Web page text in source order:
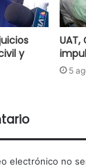
y
5
electrónico no